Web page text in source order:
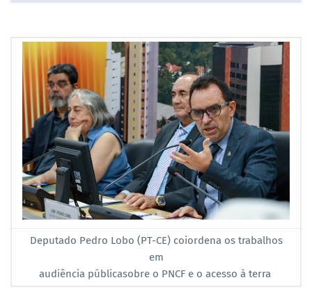
Deputado Pedro Lobo (PT-CE) coiordena os trabalhos
em
audiência públicasobre o PNCF e o acesso à terra